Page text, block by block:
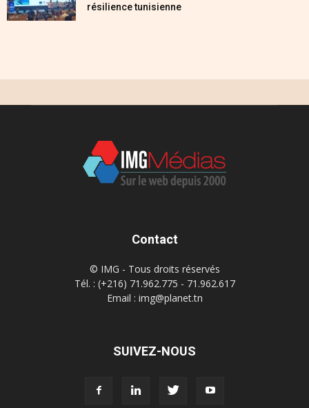
résilience tunisienne
Contact
© IMG - Tous droits réservés
Tél. : (+216) 71.962.775 - 71.962.617
Email : img@planet.tn
SUIVEZ-NOUS